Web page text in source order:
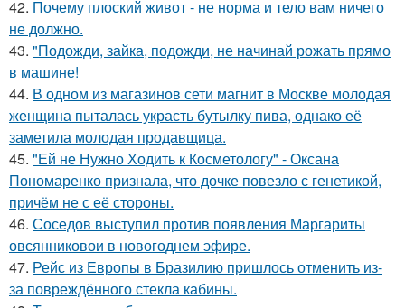
42. Почему плоский живот - не норма и тело вам ничего
не должно.
43. "Подожди, зайка, подожди, не начинай рожать прямо
в машине!
44. В одном из магазинов сети магнит в Москве молодая
женщина пыталась украсть бутылку пива, однако её
заметила молодая продавщица.
45. "Ей не Нужно Ходить к Косметологу" - Оксана
Пономаренко признала, что дочке повезло с генетикой,
причём не с её стороны.
46. Соседов выступил против появления Маргариты
овсянниковои в новогоднем эфире.
47. Рейс из Европы в Бразилию пришлось отменить из-
за повреждённого стекла кабины.